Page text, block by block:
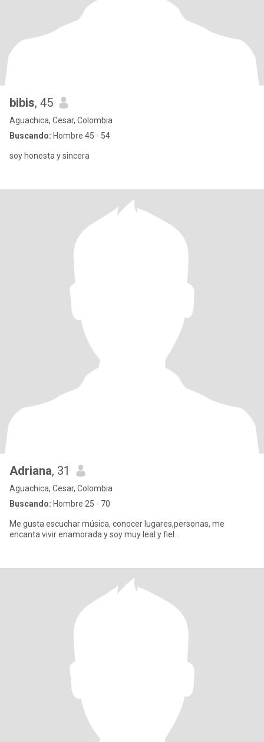
bibis, 45
Aguachica, Cesar, Colombia
Buscando: Hombre 45 - 54
soy honesta y sincera
Adriana, 31
Aguachica, Cesar, Colombia
Buscando: Hombre 25 - 70
Me gusta escuchar música, conocer lugares,personas, me
encanta vivir enamorada y soy muy leal y fiel...